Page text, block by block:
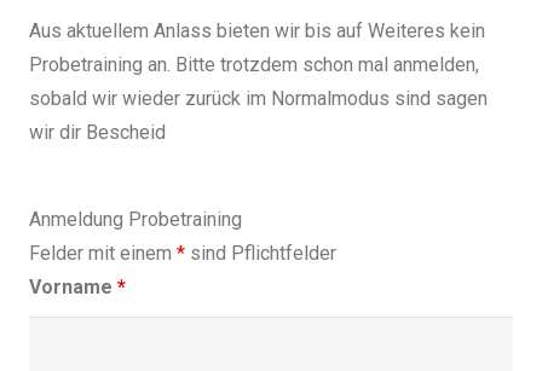
Aus aktuellem Anlass bieten wir bis auf Weiteres kein
Probetraining an. Bitte trotzdem schon mal anmelden,
sobald wir wieder zurück im Normalmodus sind sagen
wir dir Bescheid
Anmeldung Probetraining
Felder mit einem * sind Pflichtfelder
Vorname *